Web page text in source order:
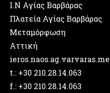
Ι.Ν Αγίας Βαρβάρας
Πλατεία Αγίας Βαρβάρας
Μεταμόρφωση
Αττική
t.: +30 210.28.14.063
f.: +30 210.28.14.063